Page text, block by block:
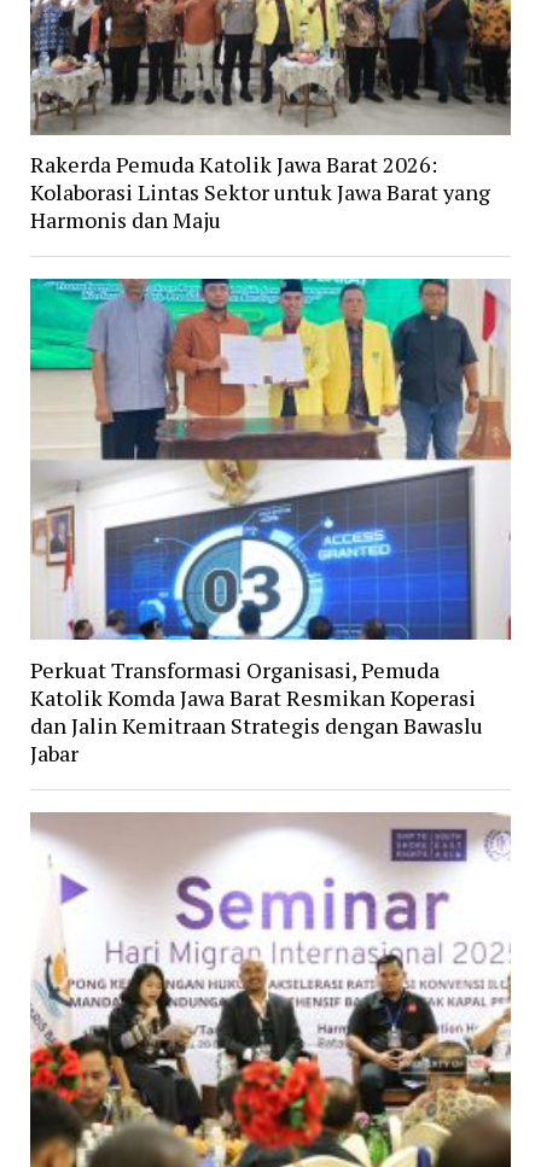
Rakerda Pemuda Katolik Jawa Barat 2026:
Kolaborasi Lintas Sektor untuk Jawa Barat yang
Harmonis dan Maju
Perkuat Transformasi Organisasi, Pemuda
Katolik Komda Jawa Barat Resmikan Koperasi
dan Jalin Kemitraan Strategis dengan Bawaslu
Jabar